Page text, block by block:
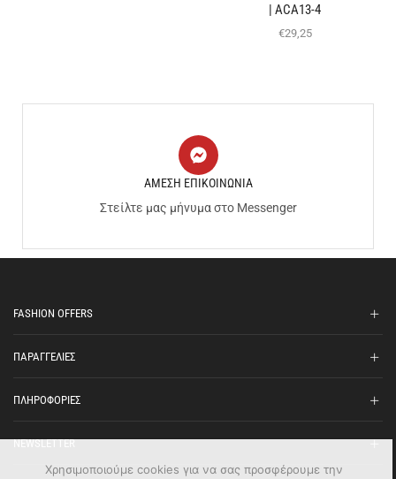
| ACA13-4
€29,25
ΑΜΕΣΗ ΕΠΙΚΟΙΝΩΝΙΑ
Στείλτε μας μήνυμα στο Messenger
FASHION OFFERS
ΠΑΡΑΓΓΕΛΙΕΣ
ΠΛΗΡΟΦΟΡΙΕΣ
NEWSLETTER
Χρησιμοποιούμε cookies για να σας προσφέρουμε την